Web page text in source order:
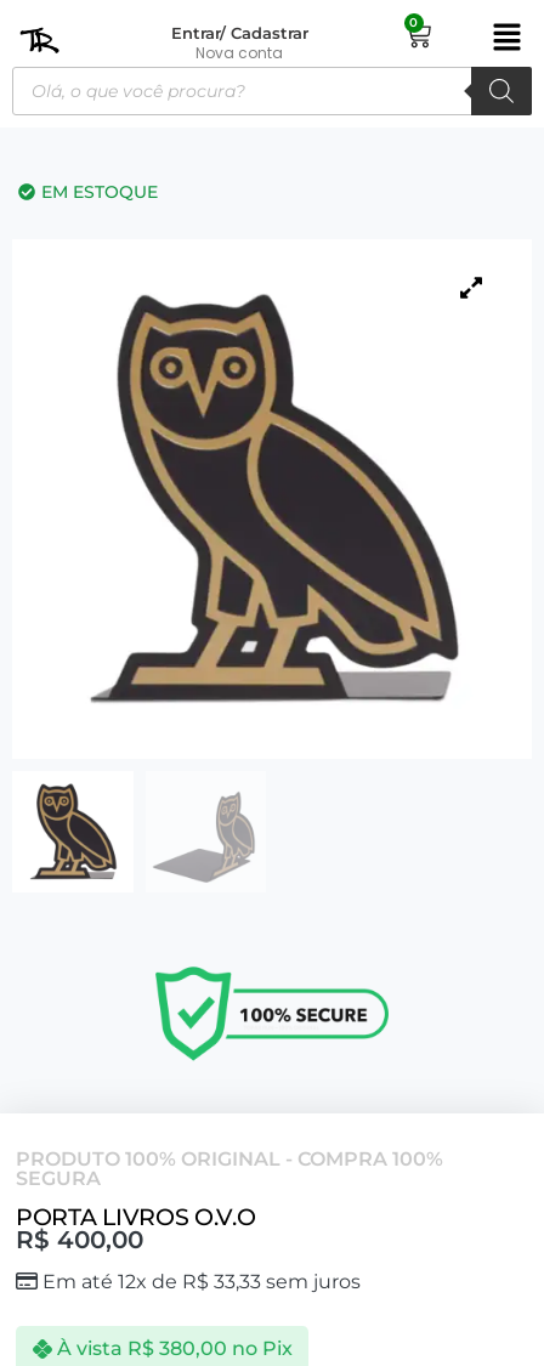
Entrar/ Cadastrar
Nova conta
0
EM ESTOQUE
PRODUTO 100% ORIGINAL - COMPRA 100%
SEGURA
PORTA LIVROS O.V.O
R$ 400,00
Em até 12x de R$ 33,33 sem juros
À vista R$380,00 no Pix